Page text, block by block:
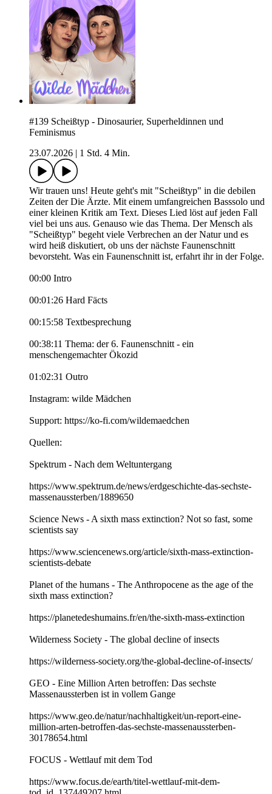
#139 Scheißtyp - Dinosaurier, Superheldinnen und
Feminismus
23.07.2026
1 Std. 4 Min.
Wir trauen uns! Heute geht's mit "Scheißtyp" in die debilen
Zeiten der Die Ärzte. Mit einem umfangreichen Basssolo und
einer kleinen Kritik am Text. Dieses Lied löst auf jeden Fall
viel bei uns aus. Genauso wie das Thema. Der Mensch als
"Scheißtyp" begeht viele Verbrechen an der Natur und es
wird heiß diskutiert, ob uns der nächste Faunenschnitt
bevorsteht. Was ein Faunenschnitt ist, erfahrt ihr in der Folge.
00:00 Intro
00:01:26 Hard Fäcts
00:15:58 Textbesprechung
00:38:11 Thema: der 6. Faunenschnitt - ein
menschengemachter Ökozid
01:02:31 Outro
Instagram: wilde Mädchen
Support: https://ko-fi.com/wildemaedchen
Quellen:
Spektrum - Nach dem Weltuntergang
https://www.spektrum.de/news/erdgeschichte-das-sechste-
massenaussterben/1889650
Science News - A sixth mass extinction? Not so fast, some
scientists say
https://www.sciencenews.org/article/sixth-mass-extinction-
scientists-debate
Planet of the humans - The Anthropocene as the age of the
sixth mass extinction?
https://planetedeshumains.fr/en/the-sixth-mass-extinction
Wilderness Society - The global decline of insects
https://wilderness-society.org/the-global-decline-of-insects/
GEO - Eine Million Arten betroffen: Das sechste
Massenaussterben ist in vollem Gange
https://www.geo.de/natur/nachhaltigkeit/un-report-eine-
million-arten-betroffen-das-sechste-massenaussterben-
30178654.html
FOCUS - Wettlauf mit dem Tod
https://www.focus.de/earth/titel-wettlauf-mit-dem-